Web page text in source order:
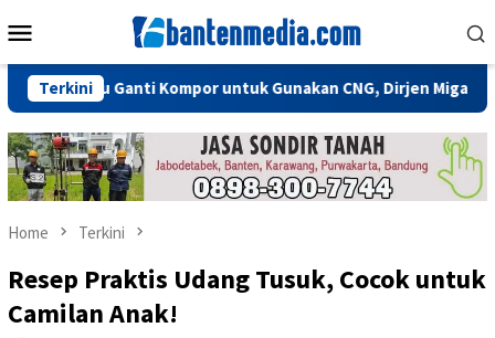
to
Menu
Terkini
Perlu Ganti Kompor untuk Gunakan CNG, Dirjen Migas: Cukup
Home Terkini
Resep Praktis Udang Tusuk, Cocok untuk
Camilan Anak!